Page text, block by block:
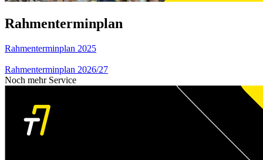
Rahmenterminplan
Rahmenterminplan 2025
Rahmenterminplan 2026/27
Noch mehr Service